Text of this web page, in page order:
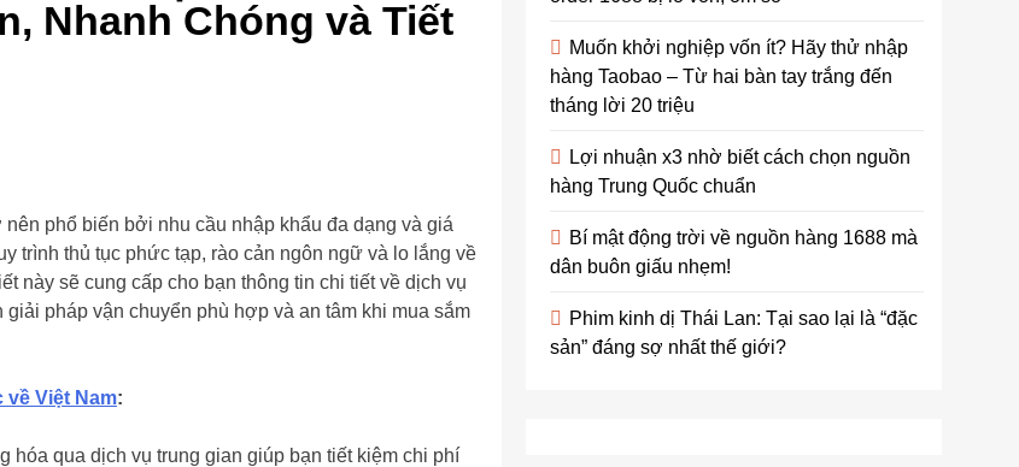
Nhanh Chóng và Tiết
phổ biến bởi nhu cầu nhập khẩu đa dạng và giá
trình thủ tục phức tạp, rào cản ngôn ngữ và lo lắng về
này sẽ cung cấp cho bạn thông tin chi tiết về dịch vụ
pháp vận chuyển phù hợp và an tâm khi mua sắm
Việt Nam:
hóa qua dịch vụ trung gian giúp bạn tiết kiệm chi phí
Muốn khởi nghiệp vốn ít? Hãy thử nhập
hàng Taobao – Từ hai bàn tay trắng đến
tháng lời 20 triệu
Lợi nhuận x3 nhờ biết cách chọn nguồn
hàng Trung Quốc chuẩn
Bí mật động trời về nguồn hàng 1688 mà
dân buôn giấu nhẹm!
Phim kinh dị Thái Lan: Tại sao lại là “đặc
sản” đáng sợ nhất thế giới?